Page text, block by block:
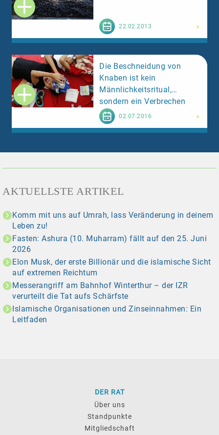
22.02.2013
Die Beschneidung von
Knaben ist kein
Männlichkeitsritual,
sondern ein Verbrechen
02.07.2016
AKTUELLSTE ARTIKEL
Komm mit uns auf Umrah, lass Veränderung in deinem
Leben zu!
Fasten: Ashura (10. Muharram) fällt auf den 25. Juni
2026
Elon Musk, der erste Billionär und die islamische Sicht
auf extremen Reichtum
Messerangriff am Bahnhof Winterthur – der IZR
verurteilt die Tat aufs Schärfste
Islamische Organisationen und Zinseinnahmen: Ein
Leitfaden
DER RAT
Über uns
Standpunkte
Mitgliedschaft